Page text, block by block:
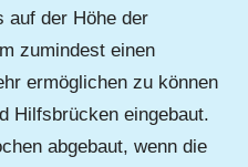
auf der Höhe der
zumindest einen
ermöglichen zu können
Hilfsbrücken eingebaut.
abgebaut, wenn die